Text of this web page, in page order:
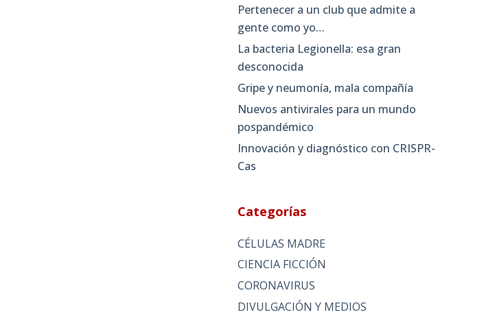
Pertenecer a un club que admite a
gente como yo…
La bacteria Legionella: esa gran
desconocida
Gripe y neumonía, mala compañía
Nuevos antivirales para un mundo
pospandémico
Innovación y diagnóstico con CRISPR-
Cas
Categorías
CÉLULAS MADRE
CIENCIA FICCIÓN
CORONAVIRUS
DIVULGACIÓN Y MEDIOS